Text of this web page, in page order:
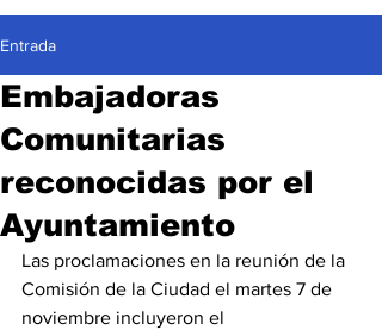
Entrada
Embajadoras
Comunitarias
reconocidas por el
Ayuntamiento
Las proclamaciones en la reunión de la
Comisión de la Ciudad el martes 7 de
noviembre incluyeron el